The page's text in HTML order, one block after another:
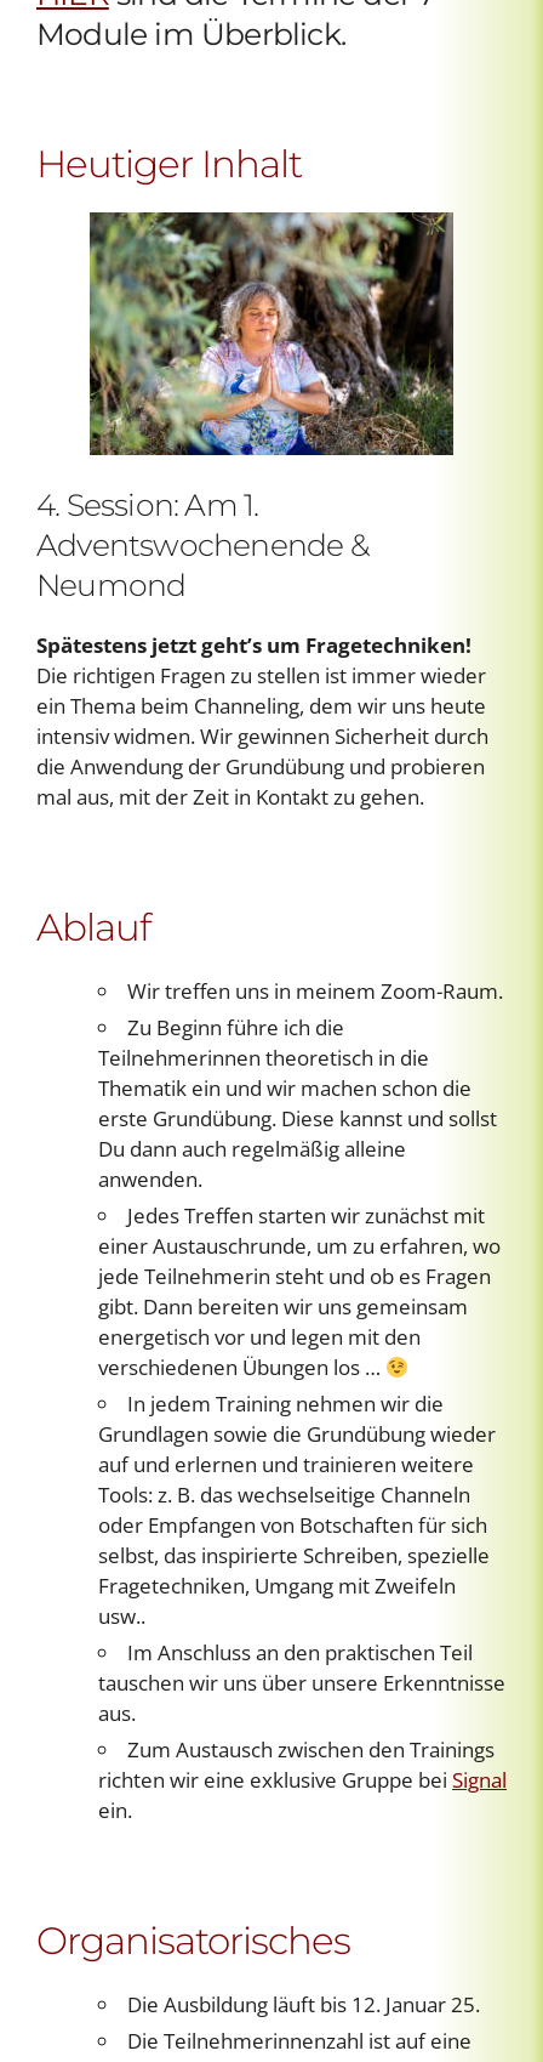
Module im Überblick.
Heutiger Inhalt
4. Session: Am 1.
Adventswochenende &
Neumond
Spätestens jetzt geht’s um Fragetechniken!
Die richtigen Fragen zu stellen ist immer wieder
ein Thema beim Channeling, dem wir uns heute
intensiv widmen. Wir gewinnen Sicherheit durch
die Anwendung der Grundübung und probieren
mal aus, mit der Zeit in Kontakt zu gehen.
Ablauf
Wir treffen uns in meinem Zoom-Raum.
Zu Beginn führe ich die
Teilnehmerinnen theoretisch in die
Thematik ein und wir machen schon die
erste Grundübung. Diese kannst und sollst
Du dann auch regelmäßig alleine
anwenden.
Jedes Treffen starten wir zunächst mit
einer Austauschrunde, um zu erfahren, wo
jede Teilnehmerin steht und ob es Fragen
gibt. Dann bereiten wir uns gemeinsam
energetisch vor und legen mit den
verschiedenen Übungen los …
In jedem Training nehmen wir die
Grundlagen sowie die Grundübung wieder
auf und erlernen und trainieren weitere
Tools: z. B. das wechselseitige Channeln
oder Empfangen von Botschaften für sich
selbst, das inspirierte Schreiben, spezielle
Fragetechniken, Umgang mit Zweifeln
usw..
Im Anschluss an den praktischen Teil
tauschen wir uns über unsere Erkenntnisse
aus.
Zum Austausch zwischen den Trainings
richten wir eine exklusive Gruppe bei Signal
ein.
Organisatorisches
Die Ausbildung läuft bis 12. Januar 25.
Die Teilnehmerinnenzahl ist auf eine